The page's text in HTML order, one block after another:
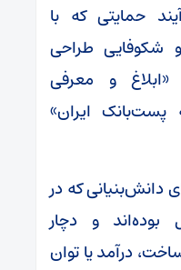
حمایتی که با
شکوفایی طراحی
و معرفی
پست‌بانک ایران»
دانش‌بنیانی که در
بوده‌اند و دچار
درآمد یا توان